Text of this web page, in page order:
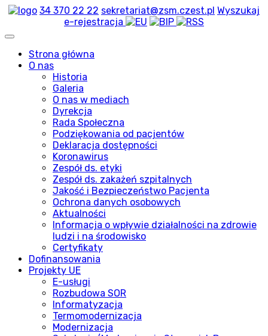
34 370 22 22 sekretariat@zsm.czest.pl Wyszukaj
e-rejestracja
Strona główna
O nas
Historia
Galeria
O nas w mediach
Dyrekcja
Rada Społeczna
Podziękowania od pacjentów
Deklaracja dostępności
Koronawirus
Zespół ds. etyki
Zespół ds. zakażeń szpitalnych
Jakość i Bezpieczeństwo Pacjenta
Ochrona danych osobowych
Aktualności
Informacja o wpływie działalności na zdrowie
ludzi i na środowisko
Certyfikaty
Dofinansowania
Projekty UE
E-usługi
Rozbudowa SOR
Informatyzacja
Termomodernizacja
Modernizacja